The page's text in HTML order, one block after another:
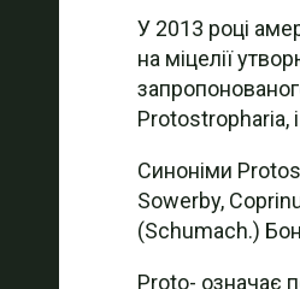
У 2013 році
на міцелії
Protostropharia,
Синоніми
Sowerby,
(Schumach.)
Proto- означає